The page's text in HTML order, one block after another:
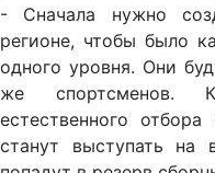
- Сначала нужно
регионе, чтобы было
одного уровня. Они
же спортсменов.
естественного
станут выступать на